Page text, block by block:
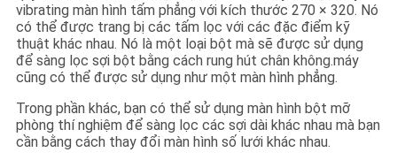
vibrating màn hình tấm phẳng với kích thước 270 × 320. Nó
có thể được trang bị các tấm lọc với các đặc điểm kỹ
thuật khác nhau. Nó là một loại bột mà sẽ được sử dụng
để sàng lọc sợi bột bằng cách rung hút chân không.máy
cũng có thể được sử dụng như một màn hình phẳng.
Trong phần khác, bạn có thể sử dụng màn hình bột mỡ
phòng thí nghiệm để sàng lọc các sợi dài khác nhau mà bạn
cần bằng cách thay đổi màn hình số lưới khác nhau.